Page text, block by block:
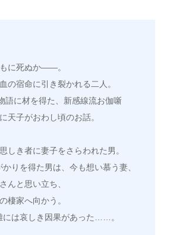
に死ぬか――。
の宿命に引き裂かれる二人。
語に材を得た、新感線流お伽噺
天子がおわし頃のお話。
しき者に妻子をさらわれた男。
りを得た男は、今も想い慕う妻、
んと思い立ち、
棲家へ向かう。
には哀しき因果があった……。